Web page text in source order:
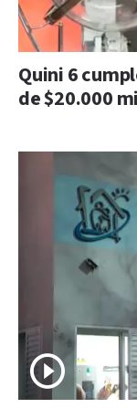
Quini 6
de $20.000